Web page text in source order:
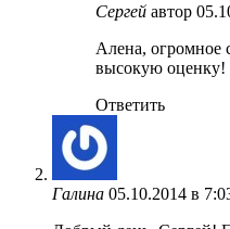
Сергей автор
Алена, огромное
высокую оценку!
Ответить
Галина 05.10.2014 в